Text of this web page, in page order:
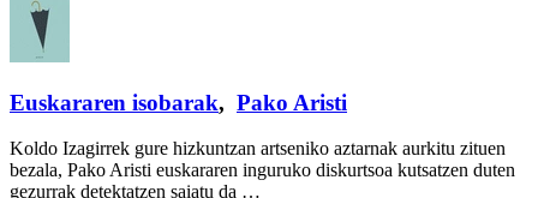
Euskararen isobarak, Pako Aristi
Koldo Izagirrek gure hizkuntzan artseniko aztarnak aurkitu zituen
bezala, Pako Aristi euskararen inguruko diskurtsoa kutsatzen duten
gezurrak detektatzen saiatu da …